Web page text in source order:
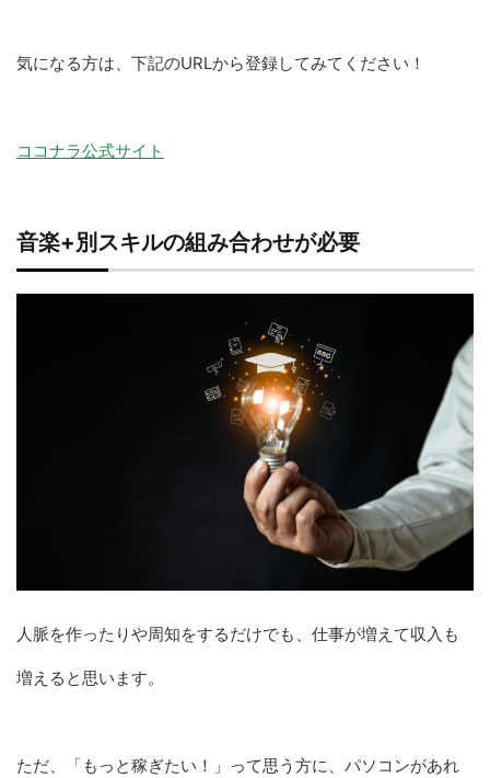
気になる方は、下記のURLから登録してみてください！
ココナラ公式サイト
音楽+別スキルの組み合わせが必要
人脈を作ったりや周知をするだけでも、仕事が増えて収入も
増えると思います。
ただ、「もっと稼ぎたい！」って思う方に、パソコンがあれ